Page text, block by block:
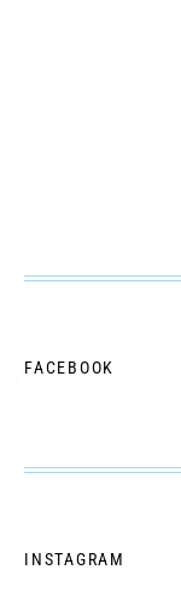
FACEBOOK
INSTAGRAM